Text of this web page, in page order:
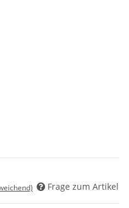
Frage zum Artikel